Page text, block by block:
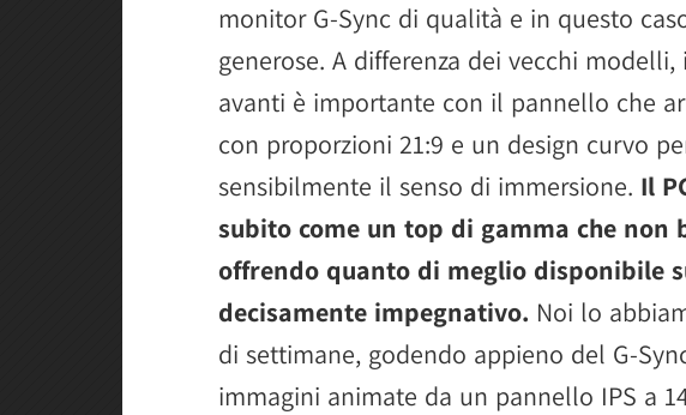
monitor G-Sync di qualità e in questo
generose. A differenza dei vecchi
avanti è importante con il pannello che
con proporzioni 21:9 e un design curvo
sensibilmente il senso di immersione. Il
subito come un top di gamma che non
offrendo quanto di meglio disponibile
decisamente impegnativo. Noi lo
di settimane, godendo appieno del G-
immagini animate da un pannello IPS a